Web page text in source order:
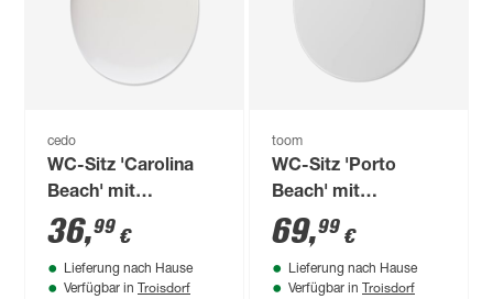
cedo
WC-Sitz 'Carolina
Beach' mit
Absenkautomatik
weiß Duroplast
36,99 €
Lieferung nach Hause
Verfügbar in Troisdorf
toom
WC-Sitz 'Porto
Beach' mit
Absenkautomatik
weiß Duroplast
69,99 €
Lieferung nach Hause
Verfügbar in Troisdorf